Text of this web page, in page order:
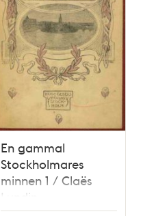
En gammal
Stockholmares
minnen 1 / Claës
Lundin